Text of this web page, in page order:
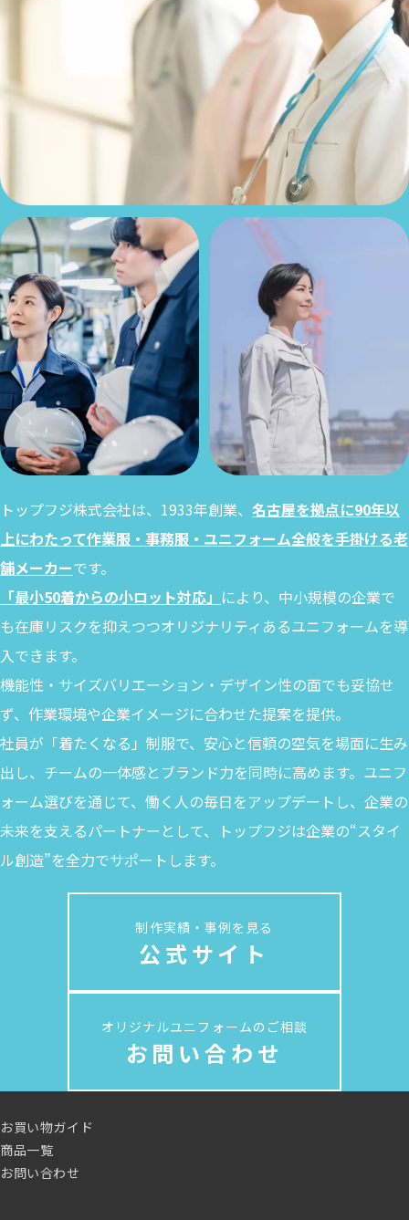
トップフジ株式会社は、1933年創業、 名古屋を拠点に90年以
上にわたって作業服・事務服・ユニフォーム全般を手掛ける老
舗メーカーです。
「最小50着からの小ロット対応」 により、中小規模の企業で
も在庫リスクを抑えつつオリジナリティあるユニフォームを導
入できます。
機能性・サイズバリエーション・デザイン性の面でも妥協せ
ず、作業環境や企業イメージに合わせた提案を提供。
社員が「着たくなる」制服で、安心と信頼の空気を場面に生み
出し、チームの一体感とブランド力を同時に高めます。ユニフ
ォーム選びを通じて、働く人の毎日をアップデートし、企業の
未来を支えるパートナーとして、トップフジは企業の“スタイ
ル創造”を全力でサポートします。
制作実績・事例を見る
公式サイト
オリジナルユニフォームのご相談
お問い合わせ
お買い物ガイド
商品一覧
お問い合わせ